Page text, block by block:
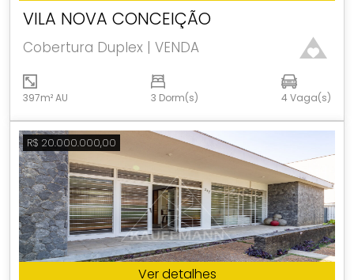
VILA NOVA CONCEIÇÃO
Cobertura Duplex | VENDA
397m² AU 3 Dorm(s) 4 Vaga(s)
R$ 20.000.000,00
Ver detalhes